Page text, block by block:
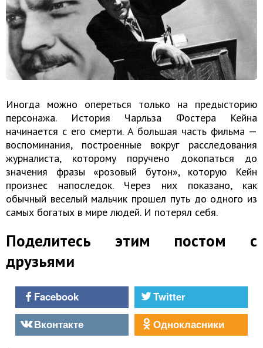
Иногда можно опереться только на предысторию
персонажа. История Чарльза Фостера Кейна
начинается с его смерти. А большая часть фильма —
воспоминания, построенные вокруг расследования
журналиста, которому поручено докопаться до
значения фразы «розовый бутон», которую Кейн
произнес напоследок. Через них показано, как
обычный веселый мальчик прошел путь до одного из
самых богатых в мире людей. И потерял себя.
Поделитесь этим постом с
друзьями
Facebook
Twitter
Вконтакте
Однокласники